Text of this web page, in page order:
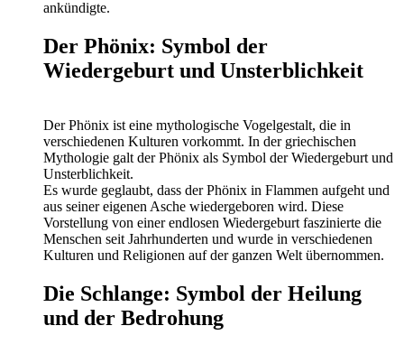
ankündigte.
Der Phönix: Symbol der
Wiedergeburt und Unsterblichkeit
Der Phönix ist eine mythologische Vogelgestalt, die in
verschiedenen Kulturen vorkommt. In der griechischen
Mythologie galt der Phönix als Symbol der Wiedergeburt und
Unsterblichkeit.
Es wurde geglaubt, dass der Phönix in Flammen aufgeht und
aus seiner eigenen Asche wiedergeboren wird. Diese
Vorstellung von einer endlosen Wiedergeburt faszinierte die
Menschen seit Jahrhunderten und wurde in verschiedenen
Kulturen und Religionen auf der ganzen Welt übernommen.
Die Schlange: Symbol der Heilung
und der Bedrohung